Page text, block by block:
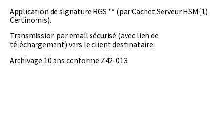
Application de signature RGS ** (par Cachet Serveur HSM(1)
Certinomis).
Transmission par email sécurisé (avec lien de
téléchargement) vers le client destinataire.
Archivage 10 ans conforme Z42-013.